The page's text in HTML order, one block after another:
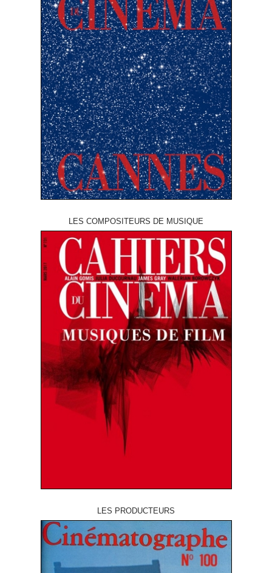
LES COMPOSITEURS DE MUSIQUE
LES PRODUCTEURS